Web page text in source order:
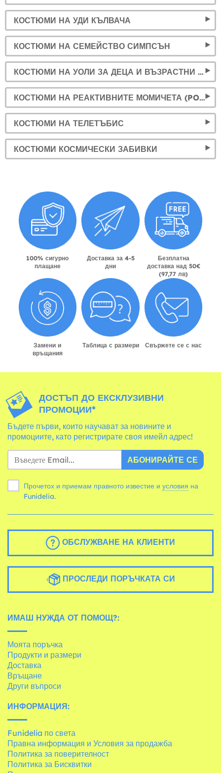
КОСТЮМИ НА УДИ КЪЛВАЧА
КОСТЮМИ НА СЕМЕЙСТВО СИМПСЪН
КОСТЮМИ НА УОЛИ ЗА ДЕЦА И ВЪЗРАСТНИ » КЪДЕ Е УОЛИ?
КОСТЮМИ НА РЕАКТИВНИТЕ МОМИЧЕТА (POWERPUFF GIRLS)
КОСТЮМИ НА ТЕЛЕТЪБИС
КОСТЮМИ КОСМИЧЕСКИ ЗАБИВКИ
100% сигурно
плащане
Доставка за 4-5
дни
Безплатна
доставка над 50€
(97,77 лв)
Замени и
връщания
Таблица с размери Свържете се с нас
ДОСТЪП ДО ЕКСКЛУЗИВНИ
ПРОМОЦИИ*
Бъдете първи, които научават за новините и
промоциите, като регистрирате своя имейл адрес!
АБОНИРАЙТЕ СЕ
Прочетох и приемам правното известие и условия
Funidelia.
ОБСЛУЖВАНЕ НА КЛИЕНТИ
ПРОСЛЕДИ ПОРЪЧКАТА СИ
ИМАШ НУЖДА ОТ ПОМОЩ?:
Моята поръчка
Продукти и размери
Доставка
Връщане
Други въпроси
ИНФОРМАЦИЯ:
Funidelia по света
Правна информация и Условия за продажба
Политика за поверителност
Политика за Бисквитки